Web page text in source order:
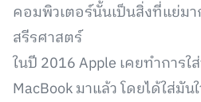
คอมพิวเตอร์นั้นเป็นสิ่งที่แย่ม
สรีรศาสตร์
ในปี 2016 Apple เคยทำการ
MacBook มาแล้ว โดยได้ใส่มัน